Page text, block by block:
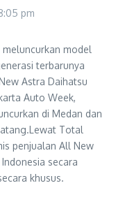
pm
meluncurkan model
terbarunya
Astra Daihatsu
Auto Week,
di Medan dan
Total
penjualan All New
secara
khusus.